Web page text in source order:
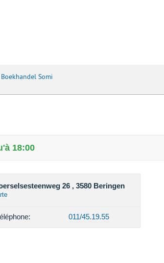
Boekhandel Somi
18:00
26 , 3580 Beringen
011/45.19.55